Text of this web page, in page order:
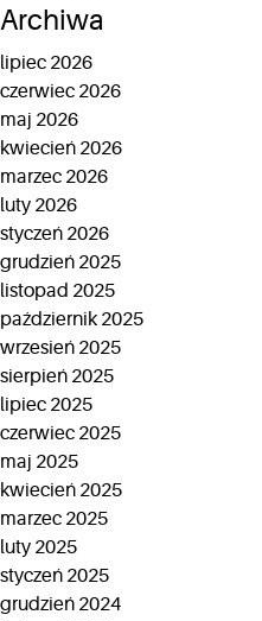
Archiwa
lipiec 2026
czerwiec 2026
maj 2026
kwiecień 2026
marzec 2026
luty 2026
styczeń 2026
grudzień 2025
listopad 2025
październik 2025
wrzesień 2025
sierpień 2025
lipiec 2025
czerwiec 2025
maj 2025
kwiecień 2025
marzec 2025
luty 2025
styczeń 2025
grudzień 2024